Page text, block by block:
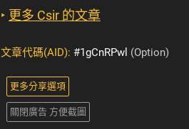
‣ 更多 Csir 的文章
文章代碼(AID): #1gCnRPwl (Option)
更多分享選項
關閉廣告 方便截圖